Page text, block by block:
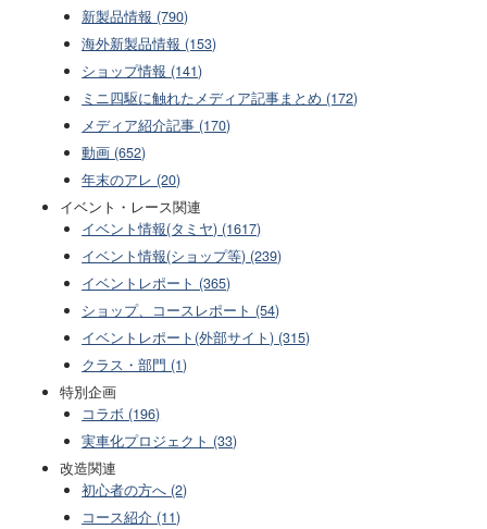
新製品情報 (790)
海外新製品情報 (153)
ショップ情報 (141)
ミニ四駆に触れたメディア記事まとめ (172)
メディア紹介記事 (170)
動画 (652)
年末のアレ (20)
イベント・レース関連
イベント情報(タミヤ) (1617)
イベント情報(ショップ等) (239)
イベントレポート (365)
ショップ、コースレポート (54)
イベントレポート(外部サイト) (315)
クラス・部門 (1)
特別企画
コラボ (196)
実車化プロジェクト (33)
改造関連
初心者の方へ (2)
コース紹介 (11)